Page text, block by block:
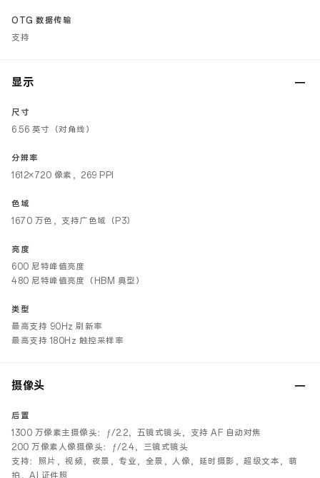
OTG 数据传输
支持
显示
尺寸
6.56 英寸（对角线）
分辨率
1612×720 像素，269 PPI
色域
1670 万色，支持广色域（P3）
亮度
600 尼特峰值亮度
480 尼特峰值亮度（HBM 典型）
类型
最高支持 90Hz 刷新率
最高支持 180Hz 触控采样率
摄像头
后置
1300 万像素主摄像头：ƒ/2.2，五镜式镜头，支持 AF 自动对焦
200 万像素人像摄像头：ƒ/2.4，三镜式镜头
支持：照片，视频，夜景，专业，全景，人像，延时摄影，超级文本，萌
拍，AI 证件照